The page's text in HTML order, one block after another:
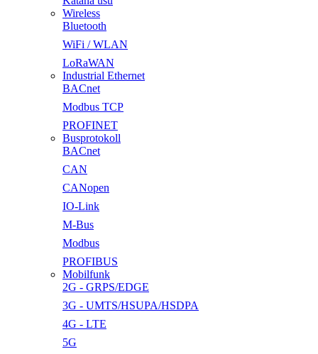
Wireless
Bluetooth
WiFi / WLAN
LoRaWAN
Industrial Ethernet
BACnet
Modbus TCP
PROFINET
Busprotokoll
BACnet
CAN
CANopen
IO-Link
M-Bus
Modbus
PROFIBUS
Mobilfunk
2G - GRPS/EDGE
3G - UMTS/HSUPA/HSDPA
4G - LTE
5G